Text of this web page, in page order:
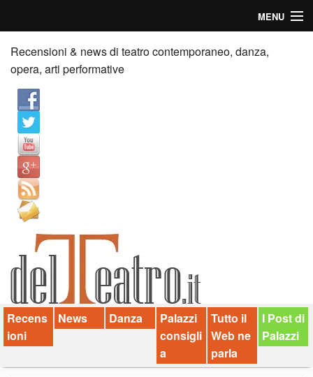
MENU
Home
Recensioni
Anticipazioni
News
Palazzi consiglia
Video
Chi siamo
Contatti
dT in English
Recensioni & news di teatro contemporaneo, danza,
opera, arti performative
Recens
ioni
News Danza
Palazzi
consigli
a
Tutto il
Web ne
parla
I Post di
Palazzi